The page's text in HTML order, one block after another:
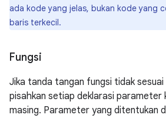
ada kode yang jelas, bukan kode yang
baris terkecil.
Fungsi
Jika tanda tangan fungsi tidak
pisahkan setiap deklarasi parameter
masing. Parameter yang ditentukan